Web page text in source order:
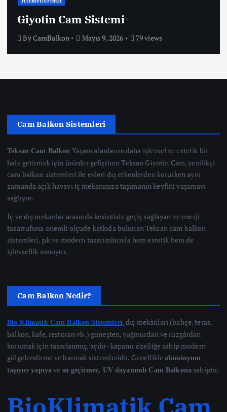
Giyotin Cam Sistemi
ByCamBalkon Mayıs 9, 2026 79 views
Cam Balkon Sistemleri
Teksan Cam Balkon Yaşam alanlarını daha işlevsel ve estetik bir
hale getirmek için ürünler geliştiren Teksan Giyotin Cam, yenilikçi
cam balkon sistemleri ile evleri dış etkenlerden korurken aynı
zamanda açık havayı iç mekanınıza taşımanın keyfini yaşamayı
sağlıyor.
İç ve dış mekanlar arasında kesintisiz geçiş sağlayan ve enerji
tasarrufuna önemli ölçüde katkıda bulunan Teksan cam balkon
sistemleri, şık ve modern tasarımlarıyla hem estetik hem de
işlevsellik sunuyor.
Cam Balkon Nedir?
Bio Klimatik Cam Balkon Sistemleri, dış mekânları (bahçe, teras,
balkon, kafe, restoran vb.) güneşten, yağmurdan ve rüzgârdan
korumak için tasarlanmış, açılır–kapanır özelliğe sahip modern
gölgelendirme ve barınak sistemleridir. Genelliklealüminyum
taşıyıcı yapıya ve su geçirmez, UV dayanımlı Cam Balkona sahiptir.